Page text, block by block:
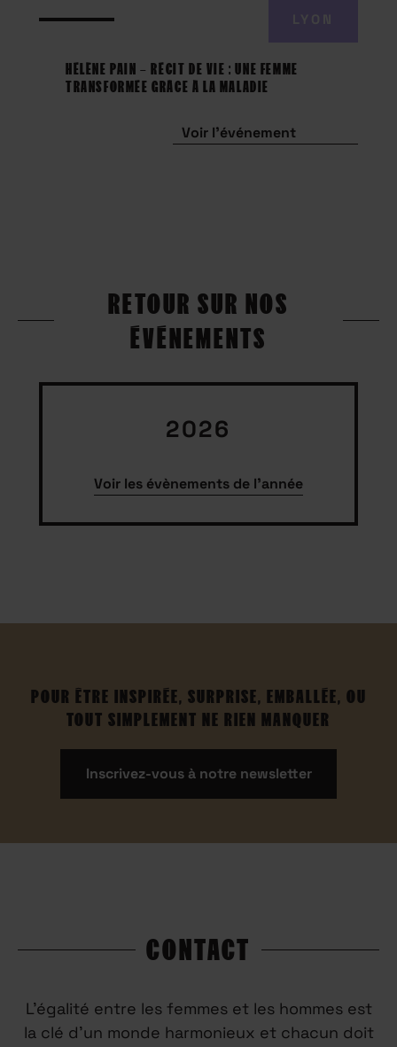
HÉLÈNE PAIN – RÉCIT DE VIE : UNE FEMME
TRANSFORMÉE GRÂCE À LA MALADIE
Voir l'événement
RETOUR SUR NOS
ÉVÉNEMENTS
2026
Voir les évènements de l'année
POUR ÊTRE INSPIRÉE, SURPRISE, EMBALLÉE, OU
TOUT SIMPLEMENT NE RIEN MANQUER
Inscrivez-vous à notre newsletter
CONTACT
L’égalité entre les femmes et les hommes est
la clé d’un monde harmonieux et chacun doit